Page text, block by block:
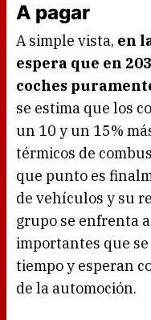
A pagar
A simple vista, en
espera que en
coches
se estima que los
un 10 y un 15%
térmicos de
que punto es
de vehículos y su
grupo se enfrenta
importantes que
tiempo y esperan
de la automoción.